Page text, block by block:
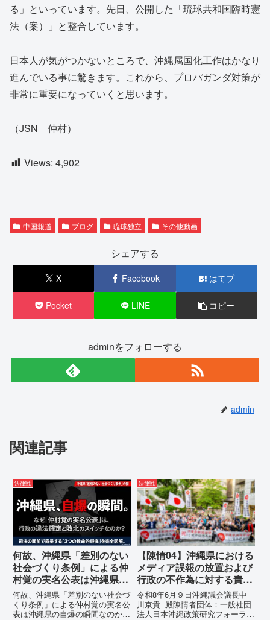
る」といっています。先日、公開した「琉球共和国臨時憲
法（案）」と整合しています。
日本人が気がつかないところで、沖縄属国化工作はかなり
進んでいる事に驚きます。これから、プロパガンダ対策が
非常に重要になっていくと思います。
（JSN 仲村）
Views: 4,902
中国報道 ブログ 琉球独立 その他動画
シェアする
X Facebook はてブ
Pocket LINE コピー
adminをフォローする
admin
関連記事
法律戦
何故、沖縄県「差別のない
社会づくり条例」による仲
村覚の実名公表は沖縄県の
自爆の瞬間なのか？その3
つの理由。
何故、沖縄県「差別のない社会づ
くり条例」による仲村覚の実名公
表は沖縄県の自爆の瞬間なのか？
法律戦
【陳情04】沖縄県における
メディア誤報の放置および
行政の不作為に対する責任
追及と再発防止策を求める
陳情
令和8年6月９日沖縄議会議長中
川京貴 殿陳情者団体：一般社団
法人日本沖縄政策研究フォーラム